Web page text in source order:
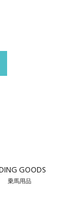
GOODS
乗馬用品